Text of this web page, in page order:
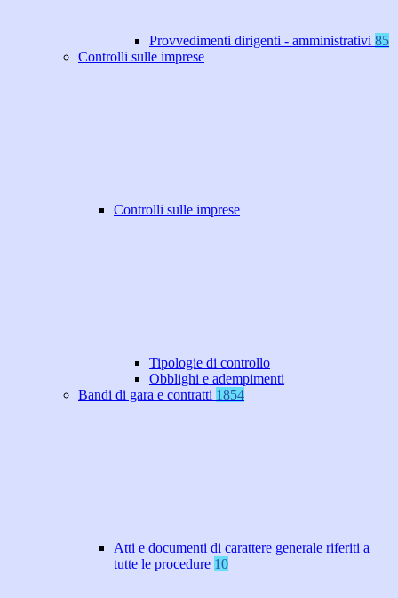
Provvedimenti dirigenti - amministrativi 85
Controlli sulle imprese
Controlli sulle imprese
Tipologie di controllo
Obblighi e adempimenti
Bandi di gara e contratti 1854
Atti e documenti di carattere generale riferiti a
tutte le procedure 10